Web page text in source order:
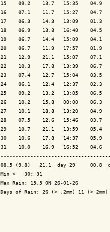
15    09.2    13.7   15:35    04.9
16    07.1    11.7   15:27    04.7
17    06.3    14.3   13:09    01.3
18    06.9    13.8   16:40    04.5
19    06.7    14.4   15:09    04.1
20    06.7    11.9   17:57    01.9
21    12.9    21.1   15:07    07.1
22    10.3    17.8   13:39    06.7
23    07.4    12.7   15:04    03.5
24    06.1    12.4   12:37    02.3
25    09.2    13.2   13:05    06.5
26    10.2    15.8   00:00    06.3
27    10.1    18.8   13:20    04.9
28    07.5    12.6   15:46    03.7
29    10.7    21.1   13:59    05.4
30    10.6    17.8   14:37    05.9
31    10.0    16.9   16:52    04.6
08.5 (9.8)   21.1  day 29     00.8
Min <   30: 31
Max Rain: 15.5 ON 26-01-26
Days of Rain: 26 (> .2mm) 11 (> 2mm)